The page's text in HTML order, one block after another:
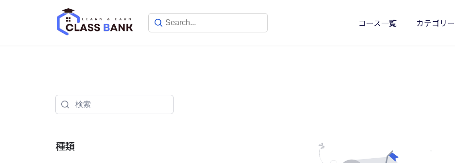
コース一覧 カテゴリー
種類